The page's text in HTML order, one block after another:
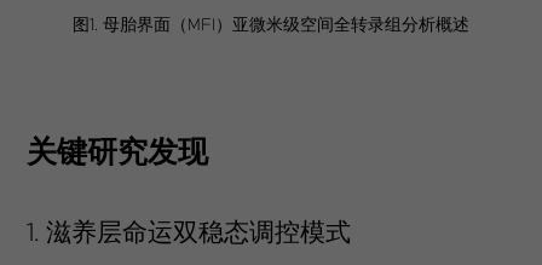
图1. 母胎界面（MFI）亚微米级空间全转录组分析概述
关键研究发现
1. 滋养层命运双稳态调控模式